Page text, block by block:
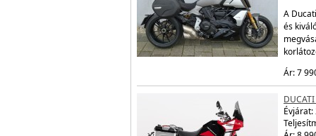
A
és
Ár: 7
DUCATI
Évjárat: